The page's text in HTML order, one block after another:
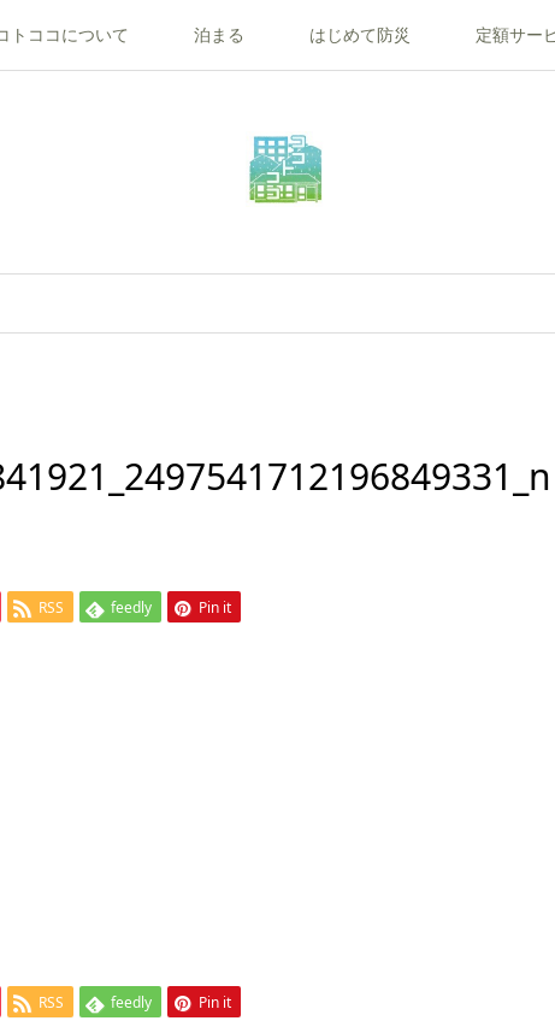
トココについて 泊まる はじめて防災 定額サー
RSS feedly Pin it
RSS feedly Pin it